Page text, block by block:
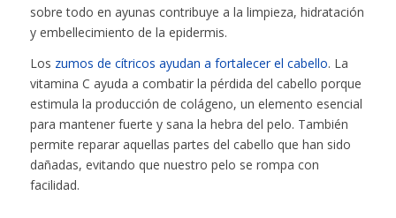
sobre todo en ayunas contribuye a la limpieza, hidratación
y embellecimiento de la epidermis.
Los zumos de cítricos ayudan a fortalecer el cabello. La
vitamina C ayuda a combatir la pérdida del cabello porque
estimula la producción de colágeno, un elemento esencial
para mantener fuerte y sana la hebra del pelo. También
permite reparar aquellas partes del cabello que han sido
dañadas, evitando que nuestro pelo se rompa con
facilidad.